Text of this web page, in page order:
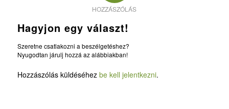
HOZZÁSZÓLÁS
Hagyjon egy választ!
Szeretne csatlakozni a beszélgetéshez?
Nyugodtan járulj hozzá az alábbiakban!
Hozzászólás küldéséhez be kell jelentkezni.